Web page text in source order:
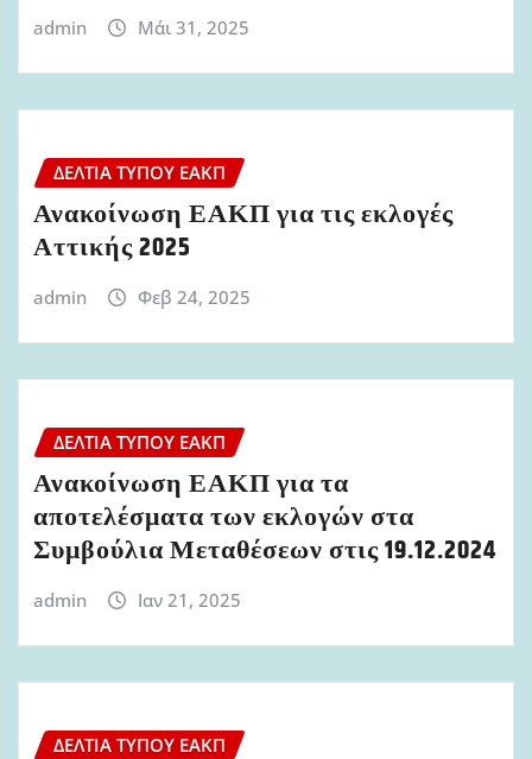
admin Μάι 31, 2025
ΔΕΛΤΊΑ ΤΎΠΟΥ ΕΑΚΠ
Ανακοίνωση ΕΑΚΠ για τις εκλογές
Αττικής 2025
admin Φεβ 24, 2025
ΔΕΛΤΊΑ ΤΎΠΟΥ ΕΑΚΠ
Ανακοίνωση ΕΑΚΠ για τα
αποτελέσματα των εκλογών στα
Συμβούλια Μεταθέσεων στις 19.12.2024
admin Ιαν 21, 2025
ΔΕΛΤΊΑ ΤΎΠΟΥ ΕΑΚΠ